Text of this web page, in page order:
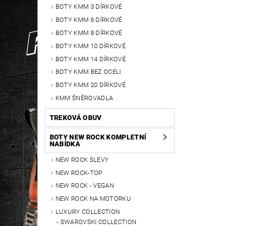
BOTY KMM 3 DÍRKOVÉ
BOTY KMM 6 DÍRKOVÉ
BOTY KMM 8 DÍRKOVÉ
BOTY KMM 10 DÍRKOVÉ
BOTY KMM 14 DÍRKOVÉ
BOTY KMM BEZ OCELI
BOTY KMM 20 DÍRKOVÉ
KMM ŠNĚROVADLA
TREKOVÁ OBUV
BOTY NEW ROCK KOMPLETNÍ
NABÍDKA
NEW ROCK SLEVY
NEW ROCK-TOP
NEW ROCK - VEGAN
NEW ROCK NA MOTORKU
LUXURY COLLECTION
SWAROVSKI COLLECTION